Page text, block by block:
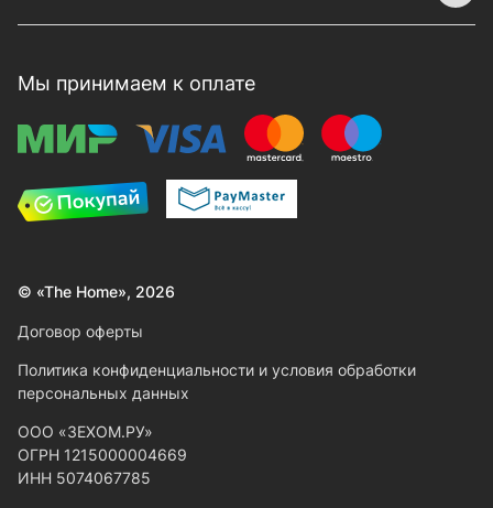
Мы принимаем к оплате
© «The Home», 2026
Договор оферты
Политика конфиденциальности и условия обработки
персональных данных
ООО «ЗЕХОМ.РУ»
ОГРН 1215000004669
ИНН 5074067785